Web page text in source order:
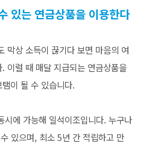
있는 연금상품을 이용한다
막상 소득이 끊기다 보면 마음의 여
. 이럴 때 매달 지급되는 연금상품을
이 될 수 있습니다.
시에 가능해 일석이조입니다. 누구나
있으며, 최소 5년 간 적립하고 만